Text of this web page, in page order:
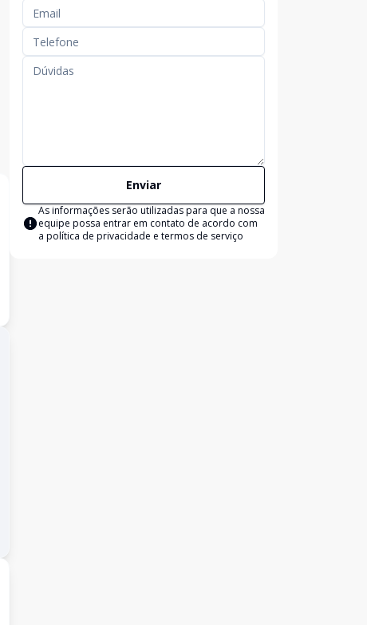
Enviar
As informações serão utilizadas para que a nossa
equipe possa entrar em contato de acordo com
a política de privacidade e termos de serviço